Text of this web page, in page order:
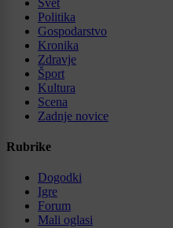
Politika
Gospodarstvo
Kronika
Zdravje
Šport
Kultura
Scena
Zadnje novice
Rubrike
Dogodki
Igre
Forum
Mali oglasi